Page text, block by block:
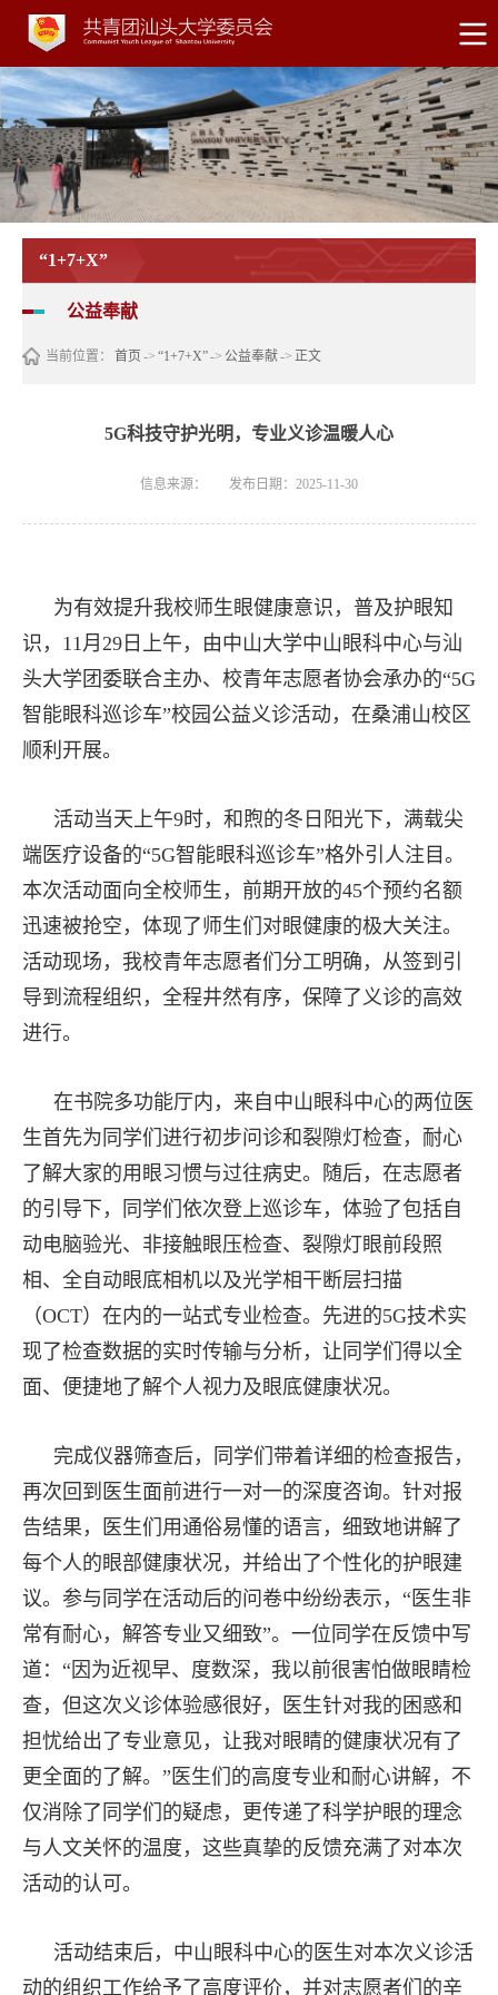
“1+7+X”
公益奉献
当前位置： 首页 -> “1+7+X”-> 公益奉献-> 正文
5G科技守护光明，专业义诊温暖人心
信息来源： 发布日期：2025-11-30
为有效提升我校师生眼健康意识，普及护眼知
识，11月29日上午，由中山大学中山眼科中心与汕
头大学团委联合主办、校青年志愿者协会承办的“5G
智能眼科巡诊车”校园公益义诊活动，在桑浦山校区
顺利开展。
活动当天上午9时，和煦的冬日阳光下，满载尖
端医疗设备的“5G智能眼科巡诊车”格外引人注目。
本次活动面向全校师生，前期开放的45个预约名额
迅速被抢空，体现了师生们对眼健康的极大关注。
活动现场，我校青年志愿者们分工明确，从签到引
导到流程组织，全程井然有序，保障了义诊的高效
进行。
在书院多功能厅内，来自中山眼科中心的两位医
生首先为同学们进行初步问诊和裂隙灯检查，耐心
了解大家的用眼习惯与过往病史。随后，在志愿者
的引导下，同学们依次登上巡诊车，体验了包括自
动电脑验光、非接触眼压检查、裂隙灯眼前段照
相、全自动眼底相机以及光学相干断层扫描
（OCT）在内的一站式专业检查。先进的5G技术实
现了检查数据的实时传输与分析，让同学们得以全
面、便捷地了解个人视力及眼底健康状况。
完成仪器筛查后，同学们带着详细的检查报告，
再次回到医生面前进行一对一的深度咨询。针对报
告结果，医生们用通俗易懂的语言，细致地讲解了
每个人的眼部健康状况，并给出了个性化的护眼建
议。参与同学在活动后的问卷中纷纷表示，“医生非
常有耐心，解答专业又细致”。一位同学在反馈中写
道：“因为近视早、度数深，我以前很害怕做眼睛检
查，但这次义诊体验感很好，医生针对我的困惑和
担忧给出了专业意见，让我对眼睛的健康状况有了
更全面的了解。”医生们的高度专业和耐心讲解，不
仅消除了同学们的疑虑，更传递了科学护眼的理念
与人文关怀的温度，这些真挚的反馈充满了对本次
活动的认可。
活动结束后，中山眼科中心的医生对本次义诊活
动的组织工作给予了高度评价，并对志愿者们的辛